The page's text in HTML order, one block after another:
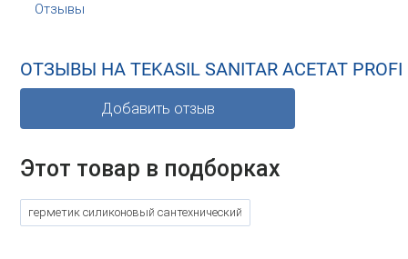
Отзывы
ОТЗЫВЫ НА TEKASIL SANITAR ACETAT
Добавить отзыв
Этот товар в подборках
герметик силиконовый сантехнический